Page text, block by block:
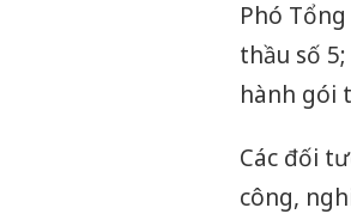
Phó
thầu số
hành gói
Các đối
công,